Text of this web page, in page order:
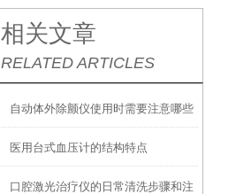
相关文章
RELATED ARTICLES
自动体外除颤仪使用时需要注意哪些
事项呢？
医用台式血压计的结构特点
口腔激光治疗仪的日常清洗步骤和注